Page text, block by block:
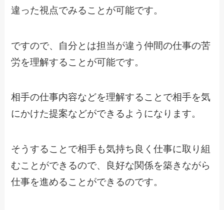
違った視点でみることが可能です。
ですので、自分とは担当が違う仲間の仕事の苦
労を理解することが可能です。
相手の仕事内容などを理解することで相手を気
にかけた提案などができるようになります。
そうすることで相手も気持ち良く仕事に取り組
むことができるので、良好な関係を築きながら
仕事を進めることができるのです。